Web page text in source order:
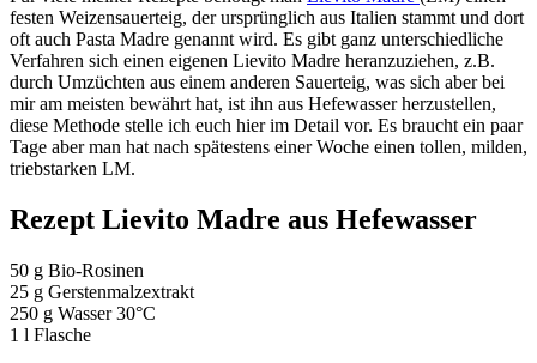
festen Weizensauerteig, der ursprünglich aus Italien stammt und dort
oft auch Pasta Madre genannt wird. Es gibt ganz unterschiedliche
Verfahren sich einen eigenen Lievito Madre heranzuziehen, z.B.
durch Umzüchten aus einem anderen Sauerteig, was sich aber bei
mir am meisten bewährt hat, ist ihn aus Hefewasser herzustellen,
diese Methode stelle ich euch hier im Detail vor. Es braucht ein paar
Tage aber man hat nach spätestens einer Woche einen tollen, milden,
triebstarken LM.
Rezept Lievito Madre aus Hefewasser
50 g Bio-Rosinen
25 g Gerstenmalzextrakt
250 g Wasser 30°C
1 l Flasche